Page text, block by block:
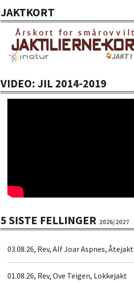
JAKTKORT
VIDEO: JIL 2014-2019
5 SISTE FELLINGER 2026/2027
03.08.26, Rev, Alf Joar Aspnes, Åtejakt
01.08.26, Rev, Ove Teigen, Lokkejakt